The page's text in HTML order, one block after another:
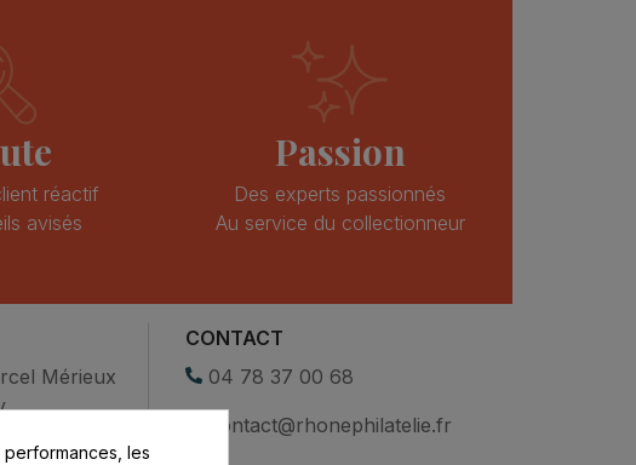
réactif
avisés
Passion
Des experts passionnés
Au service du collectionneur
Mérieux
CONTACT
04 78 37 00 68
contact@rhonephilatelie.fr
les